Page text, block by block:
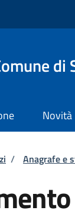
di
Novità
di
/ Anagrafe e